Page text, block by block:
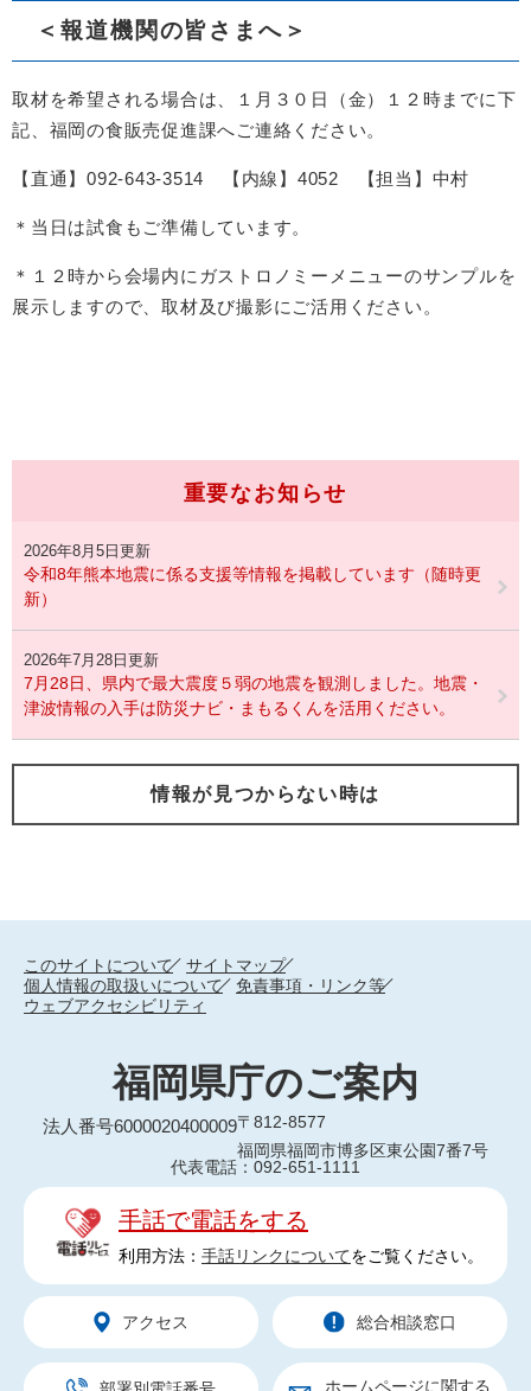
＜報道機関の皆さまへ＞
取材を希望される場合は、１月３０日（金）１２時までに下
記、福岡の食販売促進課へご連絡ください。
【直通】092-643-3514 【内線】4052 【担当】中村
＊当日は試食もご準備しています。
＊１２時から会場内にガストロノミーメニューのサンプルを
展示しますので、取材及び撮影にご活用ください。
重要なお知らせ
2026年8月5日更新
令和8年熊本地震に係る支援等情報を掲載しています（随時更
新）
2026年7月28日更新
7月28日、県内で最大震度５弱の地震を観測しました。地震・
津波情報の入手は防災ナビ・まもるくんを活用ください。
情報が見つからない時は
このサイトについて
サイトマップ
個人情報の取扱いについて
免責事項・リンク等
ウェブアクセシビリティ
福岡県庁のご案内
法人番号6000020400009〒812-8577
福岡県福岡市博多区東公園7番7号
代表電話：092-651-1111
手話で電話をする
利用方法： 手話リンクについてをご覧ください。
アクセス 総合相談窓口
ホームページに関する